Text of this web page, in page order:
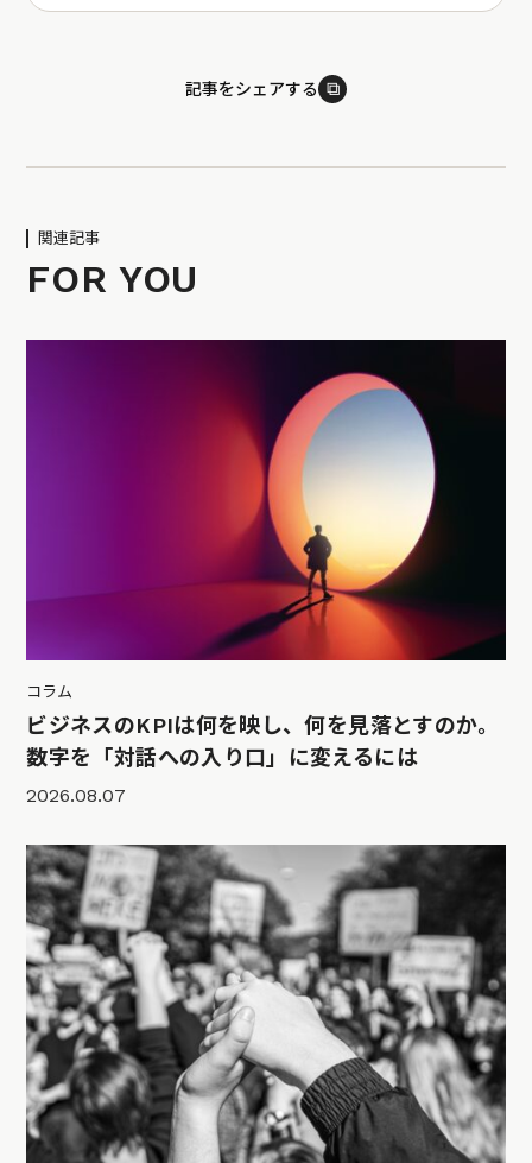
記事をシェアする ⧉
関連記事
FOR YOU
コラム
ビジネスのKPIは何を映し、何を見落とすのか。
数字を「対話への入り口」に変えるには
2026.08.07